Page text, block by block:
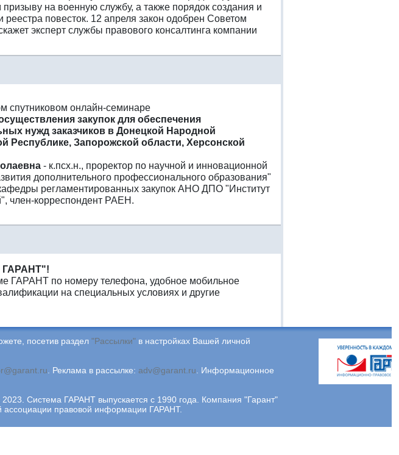
на военную службу, а также порядок создания и
реестра повесток. 12 апреля закон одобрен Советом
эксперт службы правового консалтинга компании
спутниковом онлайн-семинаре
закупок для обеспечения
нужд заказчиков в Донецкой Народной
Республике, Запорожской области, Херсонской
- к.псх.н., проректор по научной и инновационной
дополнительного профессионального образования"
регламентированных закупок АНО ДПО "Институт
член-корреспондент РАЕН.
ГАРАНТ"!
ГАРАНТ по номеру телефона, удобное мобильное
на специальных условиях и другие
посетив раздел "Рассылки" в настройках Вашей личной
Реклама в рассылке: adv@garant.ru
Информационное
Система ГАРАНТ выпускается с 1990 года. Компания "Гарант"
ассоциации правовой информации ГАРАНТ.